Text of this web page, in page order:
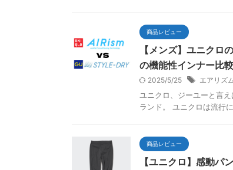
商品レビュー
【メンズ】ユニクロ
の機能性インナー比
2025/5/25 エアリズ
ユニクロ、ジーユーと言
ランド。 ユニクロは流行
商品レビュー
【ユニクロ】感動パ